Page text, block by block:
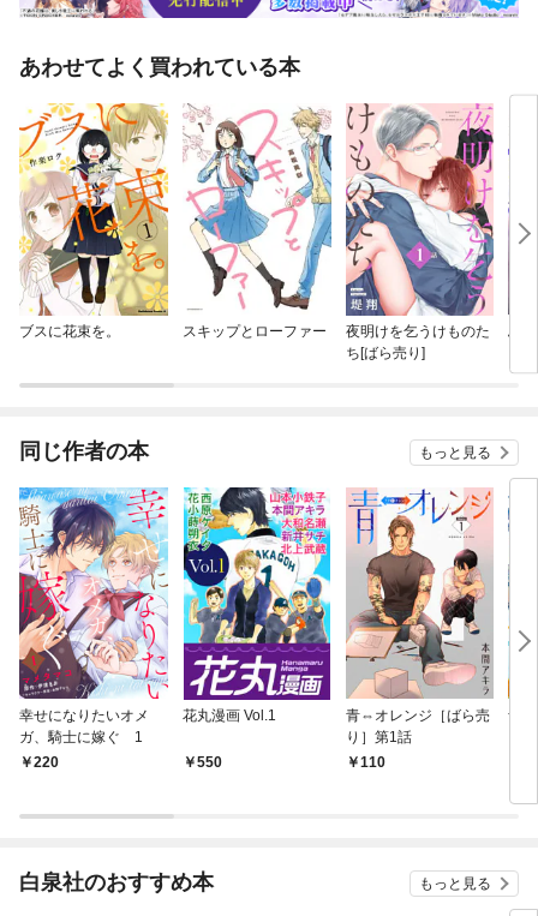
あわせてよく買われている本
ブスに花束を。 スキップとローファー
夜明けを乞うけものた
ち[ばら売り]
ふ
同じ作者の本 もっと見る
幸せになりたいオメ
ガ、騎士に嫁ぐ 1
220
花丸漫画 Vol.1
550
青⇔オレンジ［ばら売
り］第1話
110
青⇔
白泉社のおすすめ本 もっと見る